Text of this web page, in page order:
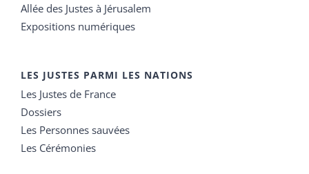
Allée des Justes à Jérusalem
Expositions numériques
LES JUSTES PARMI LES NATIONS
Les Justes de France
Dossiers
Les Personnes sauvées
Les Cérémonies